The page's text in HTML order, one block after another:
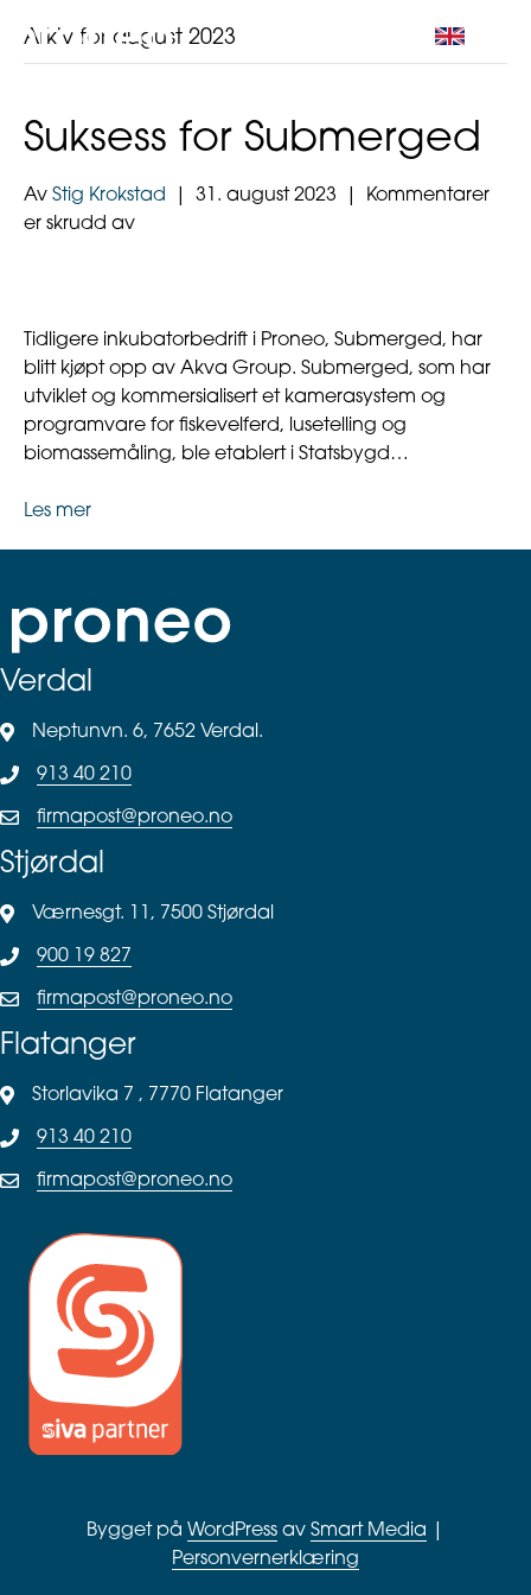
Arkiv for august 2023
Suksess for Submerged
Av Stig Krokstad 31. august 2023
Kommentarer
er skrudd avfor
Tidligere inkubatorbedrift i Proneo, Submerged, har
blitt kjøpt opp av Akva Group. Submerged, som har
utviklet og kommersialisert et kamerasystem og
programvare for fiskevelferd, lusetelling og
biomassemåling, ble etablert i Statsbygd…
Les mer
Verdal
Neptunvn. 6, 7652 Verdal.
913 40 210
firmapost@proneo.no
Stjørdal
Værnesgt. 11, 7500 Stjørdal
900 19 827
firmapost@proneo.no
Flatanger
Storlavika 7 , 7770 Flatanger
913 40 210
firmapost@proneo.no
Bygget på WordPress av Smart Media
Personvernerklæring